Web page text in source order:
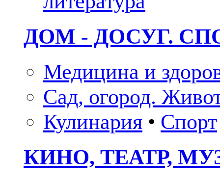
ДОМ - ДОСУГ.
Медицина и
Сад, огород.
Кулинария • Спорт
КИНО, ТЕАТР,